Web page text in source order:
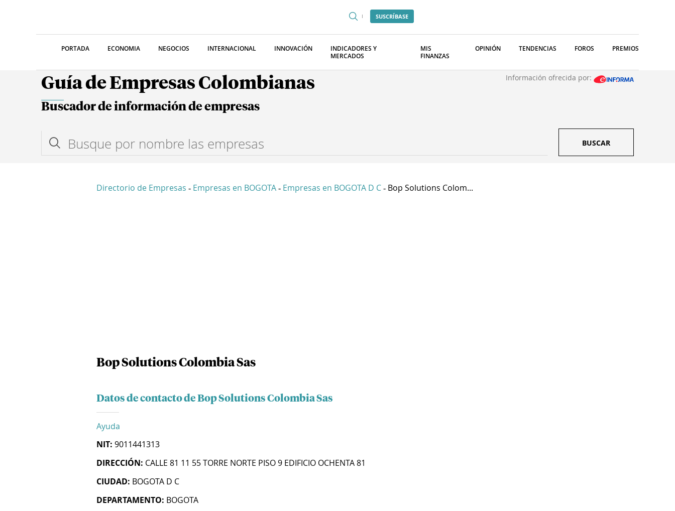
SUSCRÍBASE
PORTADA ECONOMIA NEGOCIOS INTERNACIONAL INNOVACIÓN
INDICADORES Y
MERCADOS
MIS
FINANZAS
OPINIÓN TENDENCIAS FOROS PREMIOS
Guía de Empresas Colombianas Información ofrecida por:
Buscador de información de empresas
BUSCAR
Directorio de Empresas - Empresas en BOGOTA - Empresas en BOGOTA D C - Bop Solutions Colom...
Bop Solutions Colombia Sas
Datos de contacto de Bop Solutions Colombia Sas
Ayuda
NIT: 9011441313
DIRECCIÓN: CALLE 81 11 55 TORRE NORTE PISO 9 EDIFICIO OCHENTA 81
CIUDAD: BOGOTA D C
DEPARTAMENTO: BOGOTA